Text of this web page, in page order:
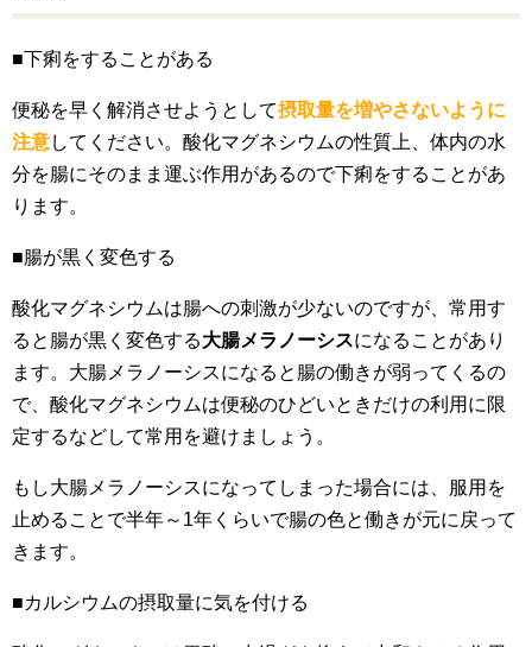
■下痢をすることがある
便秘を早く解消させようとして摂取量を増やさないように
注意してください。酸化マグネシウムの性質上、体内の水
分を腸にそのまま運ぶ作用があるので下痢をすることがあ
ります。
■腸が黒く変色する
酸化マグネシウムは腸への刺激が少ないのですが、常用す
ると腸が黒く変色する大腸メラノーシスになることがあり
ます。大腸メラノーシスになると腸の働きが弱ってくるの
で、酸化マグネシウムは便秘のひどいときだけの利用に限
定するなどして常用を避けましょう。
もし大腸メラノーシスになってしまった場合には、服用を
止めることで半年～1年くらいで腸の色と働きが元に戻って
きます。
■カルシウムの摂取量に気を付ける